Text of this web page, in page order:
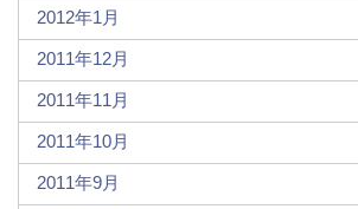
2012年1月
2011年12月
2011年11月
2011年10月
2011年9月